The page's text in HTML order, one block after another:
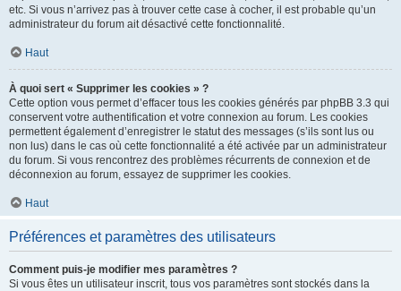
etc. Si vous n’arrivez pas à trouver cette case à cocher, il est probable qu’un
administrateur du forum ait désactivé cette fonctionnalité.
Haut
À quoi sert « Supprimer les cookies » ?
Cette option vous permet d’effacer tous les cookies générés par phpBB 3.3 qui
conservent votre authentification et votre connexion au forum. Les cookies
permettent également d’enregistrer le statut des messages (s’ils sont lus ou
non lus) dans le cas où cette fonctionnalité a été activée par un administrateur
du forum. Si vous rencontrez des problèmes récurrents de connexion et de
déconnexion au forum, essayez de supprimer les cookies.
Haut
Préférences et paramètres des utilisateurs
Comment puis-je modifier mes paramètres ?
Si vous êtes un utilisateur inscrit, tous vos paramètres sont stockés dans la